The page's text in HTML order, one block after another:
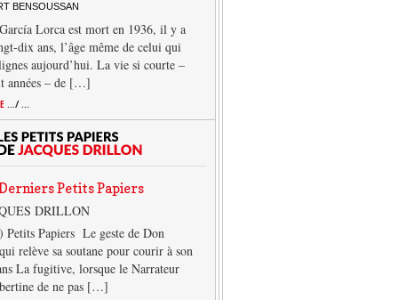
BENSOUSSAN
Lorca est mort en 1936, il y a
dix ans, l’âge même de celui qui
aujourd’hui. La vie si courte –
années – de […]
.../ ...
Petits Papiers
DRILLON
Petits Papiers Le geste de Don
relève sa soutane pour courir à son
La fugitive, lorsque le Narrateur
de ne pas […]